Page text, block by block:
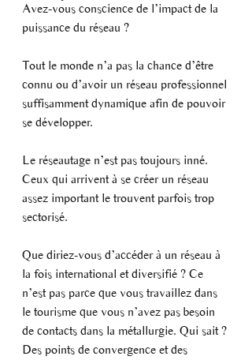
Avez-vous conscience de l’impact de la
puissance du réseau ?
Tout le monde n’a pas la chance d’être
connu ou d’avoir un réseau professionnel
suffisamment dynamique afin de pouvoir
se développer.
Le réseautage n’est pas toujours inné.
Ceux qui arrivent à se créer un réseau
assez important le trouvent parfois trop
sectorisé.
Que diriez-vous d’accéder à un réseau à
la fois international et diversifié ? Ce
n’est pas parce que vous travaillez dans
le tourisme que vous n’avez pas besoin
de contacts dans la métallurgie. Qui sait ?
Des points de convergence et des